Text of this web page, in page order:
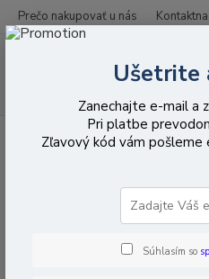
Prečo nakupovať u nás
Úvod CCTV vybavenie IP
Kamery IP
EUR
Ušetrite
Zanechajte e-mail a
Pri platbe
Zľavový kód vám pošleme
Súhlasím so